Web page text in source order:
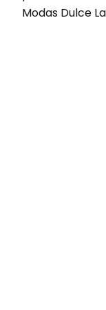
Modas Dulce